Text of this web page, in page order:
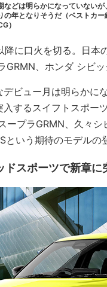
などは明らかになっていない
の年となりそうだ（ベストカ
）
に口火を切る。日本
GRMN、ホンダ シビッ
ビュー月は明らかに
するスイフトスポー
ープラGRMN、久々
いう期待のモデルの
スポーツで新章に